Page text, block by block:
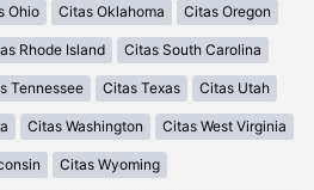
Ohio Citas Oklahoma Citas Oregon
Rhode Island Citas South Carolina
Tennessee Citas Texas Citas Utah
Citas Washington Citas West Virginia
Citas Wyoming